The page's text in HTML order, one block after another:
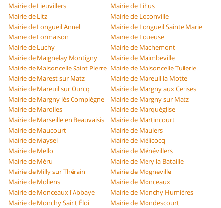
Mairie de Lieuvillers
Mairie de Lihus
Mairie de Litz
Mairie de Loconville
Mairie de Longueil Annel
Mairie de Longueil Sainte Marie
Mairie de Lormaison
Mairie de Loueuse
Mairie de Luchy
Mairie de Machemont
Mairie de Maignelay Montigny
Mairie de Maimbeville
Mairie de Maisoncelle Saint Pierre Mairie de Maisoncelle Tuilerie
Mairie de Marest sur Matz
Mairie de Mareuil la Motte
Mairie de Mareuil sur Ourcq
Mairie de Margny aux Cerises
Mairie de Margny lès Compiègne
Mairie de Margny sur Matz
Mairie de Marolles
Mairie de Marquéglise
Mairie de Marseille en Beauvaisis
Mairie de Martincourt
Mairie de Maucourt
Mairie de Maulers
Mairie de Maysel
Mairie de Mélicocq
Mairie de Mello
Mairie de Ménévillers
Mairie de Méru
Mairie de Méry la Bataille
Mairie de Milly sur Thérain
Mairie de Mogneville
Mairie de Moliens
Mairie de Monceaux
Mairie de Monceaux l'Abbaye
Mairie de Monchy Humières
Mairie de Monchy Saint Éloi
Mairie de Mondescourt